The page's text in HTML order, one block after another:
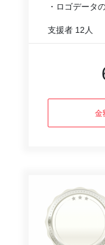
・ロゴデータ
支援者 12人
金